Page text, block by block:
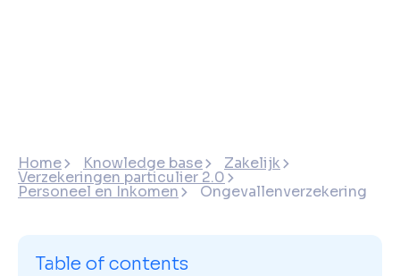
Home Knowledge base Zakelijk
Verzekeringen particulier 2.0
Personeel en Inkomen Ongevallenverzekering
Table of contents